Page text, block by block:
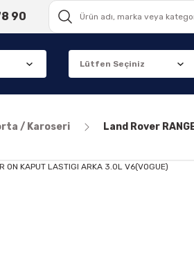
90
/ Karoseri Land Rover